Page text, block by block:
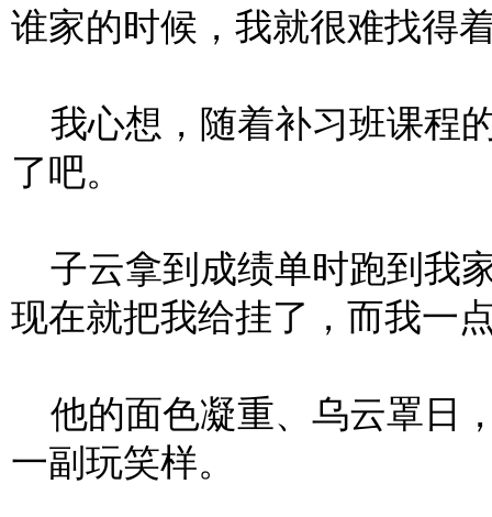
谁家的时候，我就很难找得
我心想，随着补习班课程
了吧。
子云拿到成绩单时跑到我
现在就把我给挂了，而我一
他的面色凝重、乌云罩日
一副玩笑样。